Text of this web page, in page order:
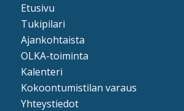
Etusivu
Tukipilari
Ajankohtaista
OLKA-toiminta
Kalenteri
Kokoontumistilan varaus
Yhteystiedot